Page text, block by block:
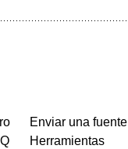
Enviar una fuente
Herramientas